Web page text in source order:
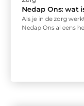
Nedap Ons: wat
Als je in de zorg
Nedap Ons al eens